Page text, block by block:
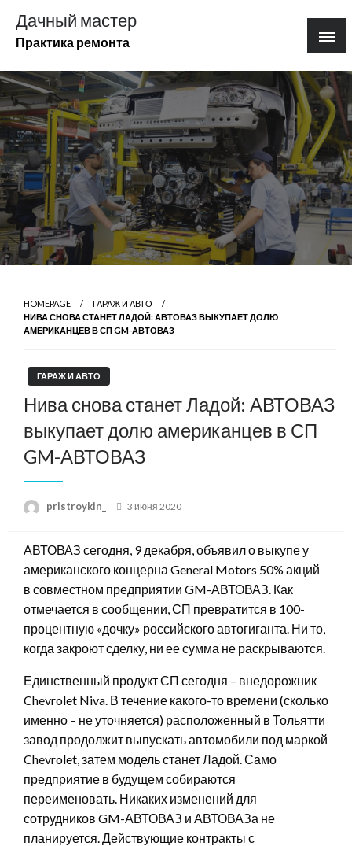
содержимому
Дачный мастер
Практика ремонта
HOMEPAGE
ГАРАЖ И АВТО
НИВА СНОВА СТАНЕТ ЛАДОЙ: АВТОВАЗ ВЫКУПАЕТ ДОЛЮ
АМЕРИКАНЦЕВ В СП GM-АВТОВАЗ
ГАРАЖ И АВТО
Нива снова станет Ладой: АВТОВАЗ
выкупает долю американцев в СП
GM-АВТОВАЗ
pristroykin_
Posted
3 июня 2020
АВТОВАЗ сегодня, 9 декабря, объявил о выкупе у
американского концерна General Motors 50% акций
в совместном предприятии GM-АВТОВАЗ. Как
отмечается в сообщении, СП превратится в 100-
процентную «дочку» российского автогиганта. Ни то,
когда закроют сделку, ни ее сумма не раскрываются.
Единственный продукт СП сегодня – внедорожник
Chevrolet Niva. В течение какого-то времени (сколько
именно – не уточняется) расположенный в Тольятти
завод продолжит выпускать автомобили под маркой
Chevrolet, затем модель станет Ладой. Само
предприятие в будущем собираются
переименовать. Никаких изменений для
сотрудников GM-АВТОВАЗ и АВТОВАЗа не
планируется. Действующие контракты с